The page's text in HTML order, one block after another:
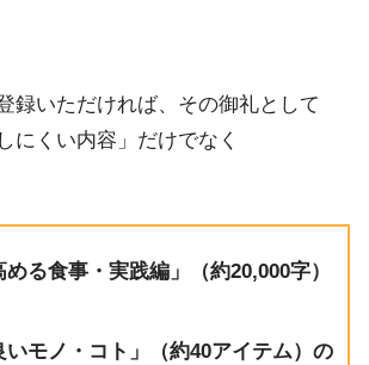
録いただければ、その御礼として
にくい内容」だけでなく
める食事・実践編」（約20,000字）
いモノ・コト」（約40アイテム）の